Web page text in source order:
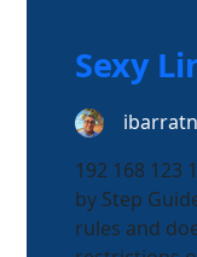
Sexy
192 168 123
by Step
rules and